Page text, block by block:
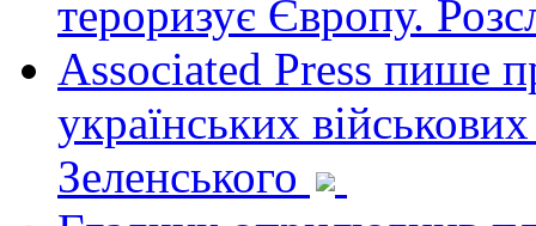
тероризує Європу.
Associated Press пише
українських
Зеленського